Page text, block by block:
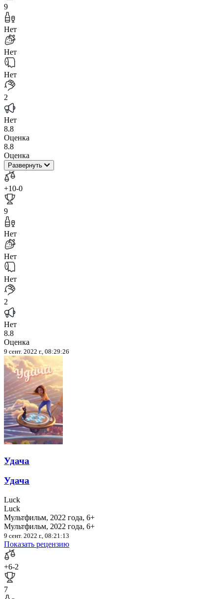
9
Нет
Нет
Нет
2
Нет
8.8
Оценка
8.8
Оценка
Развернуть
+10-0
9
Нет
Нет
Нет
2
Нет
8.8
Оценка
9 сент. 2022 г., 08:29:26
Удача
Удача
Luck
Luck
Мультфильм, 2022 года, 6+
Мультфильм, 2022 года, 6+
9 сент. 2022 г., 08:21:13
Показать рецензию
+6-2
7